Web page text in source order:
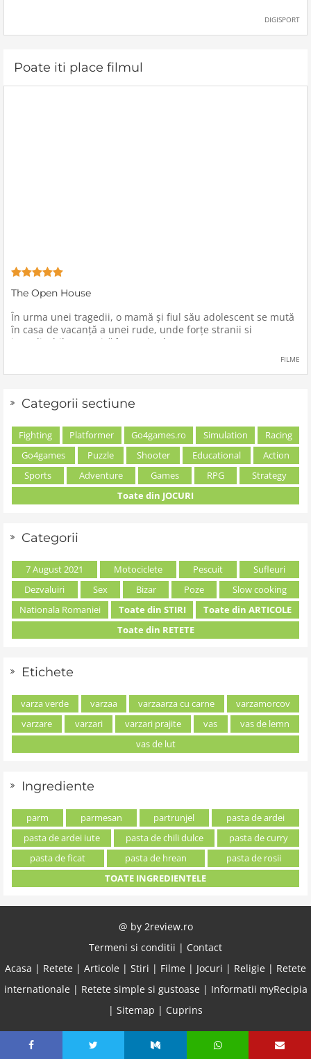
DIGISPORT
Poate iti place filmul
The Open House
În urma unei tragedii, o mamă şi fiul său adolescent se mută
în casa de vacanţă a unei rude, unde forţe stranii si
inexplicabile conspiră împotriva lor.
FILME
Categorii sectiune
Fighting Platformer Go4games.ro Simulation
Racing
Go4games
Puzzle Shooter Educational
Action
Sports
Adventure Games RPG
Strategy
Toate din JOCURI
Categorii
7 August 2021 Motociclete Pescuit
Sufleuri
Dezvaluiri
Sex Bizar Poze
Slow cooking
Nationala Romaniei
Toate din STIRI
Toate din ARTICOLE
Toate din RETETE
Etichete
varza verde varzaa varzaarza cu carne
varzamorcov
varzare
varzari varzari prajite vas
vas de lemn
vas de lut
Ingrediente
parm parmesan partrunjel
pasta de ardei
pasta de ardei iute
pasta de chili dulce
pasta de curry
pasta de ficat
pasta de hrean
pasta de rosii
TOATE INGREDIENTELE
@ by 2review.ro
Termeni si conditii | Contact
Acasa | Retete | Articole | Stiri | Filme | Jocuri | Religie | Retete
internationale| Retete simple si gustoase| Informatii myRecipia
| Sitemap | Cuprins